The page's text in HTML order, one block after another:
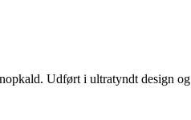
Udført i ultratyndt